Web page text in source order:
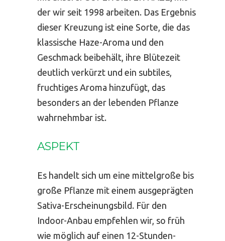
der wir seit 1998 arbeiten. Das Ergebnis
dieser Kreuzung ist eine Sorte, die das
klassische Haze-Aroma und den
Geschmack beibehält, ihre Blütezeit
deutlich verkürzt und ein subtiles,
fruchtiges Aroma hinzufügt, das
besonders an der lebenden Pflanze
wahrnehmbar ist.
ASPEKT
Es handelt sich um eine mittelgroße bis
große Pflanze mit einem ausgeprägten
Sativa-Erscheinungsbild. Für den
Indoor-Anbau empfehlen wir, so früh
wie möglich auf einen 12-Stunden-